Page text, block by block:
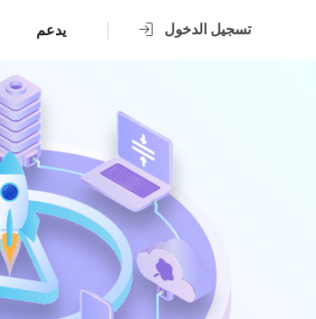
تسجيل الدخول يدعم